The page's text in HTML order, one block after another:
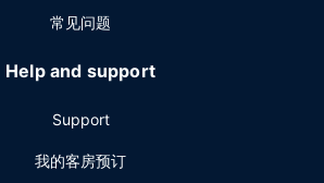
常见问题
Help and support
Support
我的客房预订